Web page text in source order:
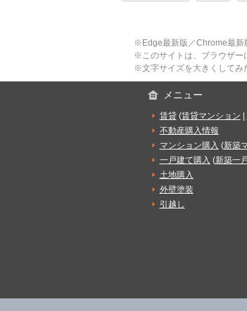
※Edge最新版／Chrome最新
※このサイトは、ブラウザー
※文字サイズを大きくしてみ
メニュー
賃貸(賃貸マンション |
不動産購入情報
マンション購入 (新築
一戸建て購入 (新築一
土地購入
外壁塗装
引越し